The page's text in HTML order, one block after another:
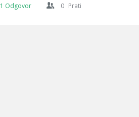
1 Odgovor 0 Prati